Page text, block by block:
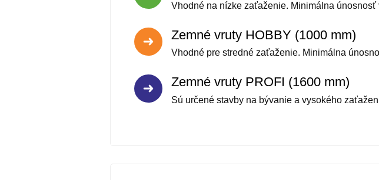
Vhodné na nízke zaťaženie. Minimálna únosnosť
Zemné vruty HOBBY (1000 mm)
Vhodné pre stredné zaťaženie. Minimálna
Zemné vruty PROFI (1600 mm)
Sú určené stavby na bývanie a vysokého